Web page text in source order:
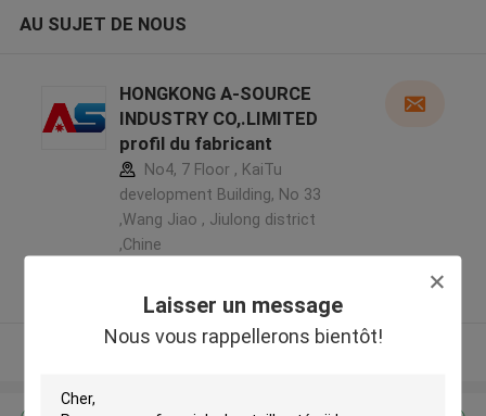
Laisser un message
Nous vous rappellerons bientôt!
AU SUJET DE NOUS
HONGKONG A-SOURCE
INDUSTRY CO,.LIMITED
profil du fabricant
No4, 7 Floor , KaiTu
development Building, No 33
,Wang Jiao , Jiulong district
,Chine
Fournisseur vérifié
Regardez plus